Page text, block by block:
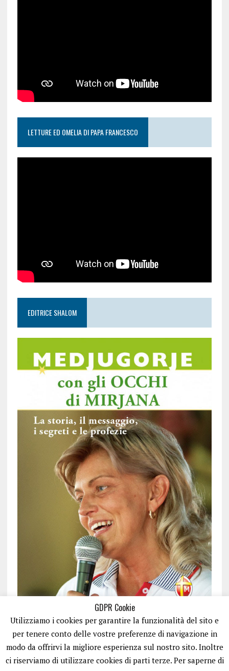
LETTURE ED OMELIA DI PAPA FRANCESCO
EDITRICE SHALOM
ISCRIVITI
GDPR Cookie
Utilizziamo i cookies per garantire la funzionalità del sito e
per tenere conto delle vostre preferenze di navigazione in
modo da offrirvi la migliore esperienza sul nostro sito. Inoltre
ci riserviamo di utilizzare cookies di parti terze. Per saperne di